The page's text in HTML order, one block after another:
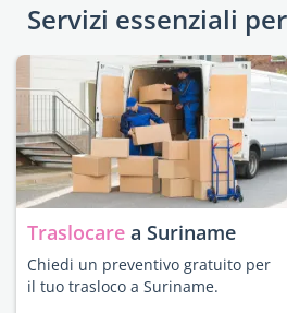
Servizi essenziali
Traslocare a Suriname
Chiedi un preventivo gratuito per
il tuo trasloco a Suriname.